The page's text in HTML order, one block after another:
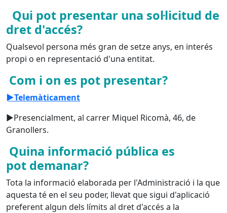
Qui pot presentar una sol·licitud de
dret d'accés?
Qualsevol persona més gran de setze anys, en interés
propi o en representació d'una entitat.
Com i on es pot presentar?
►Telemàticament
►Presencialment, al carrer Miquel Ricomà, 46, de
Granollers.
Quina informació pública es
pot demanar?
Tota la informació elaborada per l'Administració i la que
aquesta té en el seu poder, llevat que sigui d'aplicació
preferent algun dels límits al dret d'accés a la